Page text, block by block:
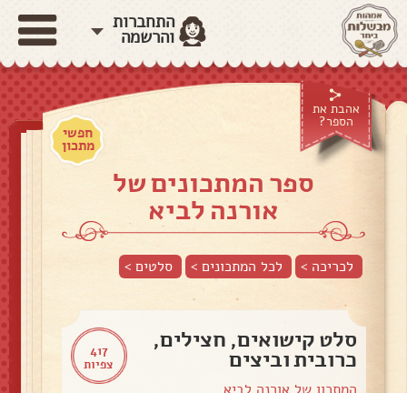
התחברות
והרשמה
אהבת את
הספר?
חפשי
מתכון
ספר המתכונים של
אורנה לביא
לכריכה > לכל המתכונים > סלטים>
417
צפיות
סלט קישואים, חצילים,
כרובית וביצים